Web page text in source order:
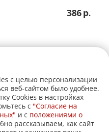
386р.
с целью персонализации
веб-сайтом было удобнее.
Cookies в настройках
с "Согласие на
и c положениями о
рассказываем, как сайт